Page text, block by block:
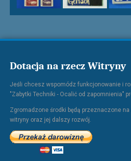
Dotacja na rzecz Witryny
Jeśli chcesz wspomódz funkcjonowanie i
"Zabytki Techniki - Ocalić od zapomnienia"
Zgromadzone środki będą przeznaczone
witryny oraz jej dalszy rozwój.